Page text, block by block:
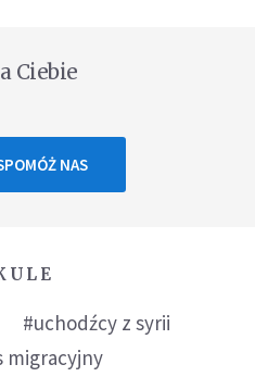
Ciebie
NAS
#uchodźcy z syrii
migracyjny